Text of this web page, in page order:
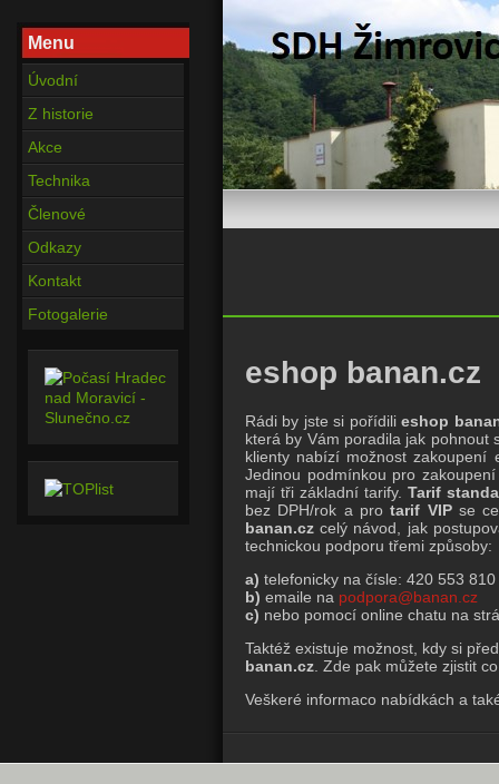
Menu
Úvodní
Z historie
Akce
Technika
Členové
Odkazy
Kontakt
Fotogalerie
eshop banan.cz
Rádi by jste si pořídilieshop
která by Vám poradila jak pohnout
klienty nabízí možnost zakoupení
Jedinou podmínkou pro
mají tři základní tarify.Tarif
bez DPH/rok a protarif VIPse
banan.cz celý návod, jak
technickou podporu třemi způsoby:
a) telefonicky na čísle: 420 553 810
b) emaile na podpora@banan.cz
c) nebo pomocí online chatu na
Taktéž existuje možnost, kdy si
banan.cz . Zde pak můžete zjistit
Veškeré informaco nabídkách a